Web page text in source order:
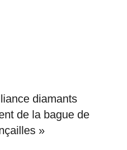
diamants
de la bague de
»